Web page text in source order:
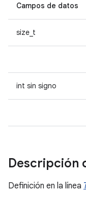
Campos de datos
size_t
int sin signo
Descripción
Definición en la línea